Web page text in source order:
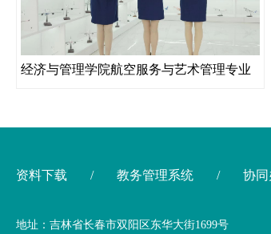
经济与管理学院航空服务与艺术管理专业
资料下载 / 教务管理系统 / 协
地址：吉林省长春市双阳区东华大街1699号